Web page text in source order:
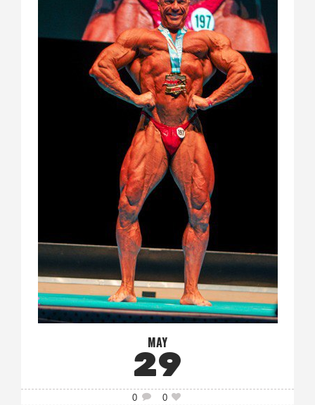
MAY
29
0 0